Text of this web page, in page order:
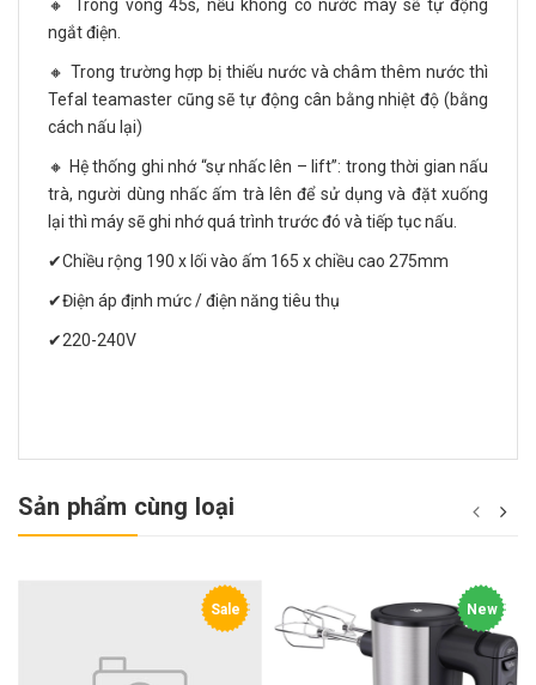
🔸 Trong vòng 45s, nếu không có nước máy sẽ tự động
ngắt điện.
🔸 Trong trường hợp bị thiếu nước và châm thêm nước thì
Tefal teamaster cũng sẽ tự động cân bằng nhiệt độ (bằng
cách nấu lại)
🔸 Hệ thống ghi nhớ “sự nhấc lên – lift”: trong thời gian nấu
trà, người dùng nhấc ấm trà lên để sử dụng và đặt xuống
lại thì máy sẽ ghi nhớ quá trình trước đó và tiếp tục nấu.
✔Chiều rộng 190 x lối vào ấm 165 x chiều cao 275mm
✔Điện áp định mức / điện năng tiêu thụ
✔220-240V
Sản phẩm cùng loại
Sale New